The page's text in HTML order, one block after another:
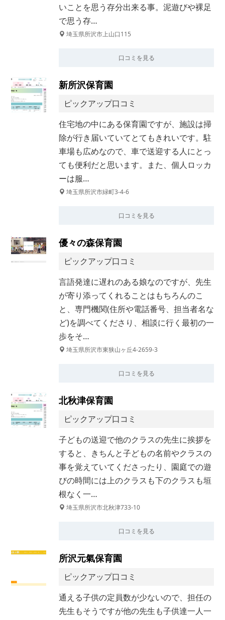
いことを思う存分出来る事。泥遊びや裸足
で思う存…
埼玉県所沢市上山口115
口コミを見る
新所沢保育園
ピックアップ口コミ
住宅地の中にある保育園ですが、施設は掃
除が行き届いていてとてもきれいです。駐
車場も広めなので、車で送迎する人にとっ
ても便利だと思います。また、個人ロッカ
ーは服…
埼玉県所沢市緑町3-4-6
口コミを見る
優々の森保育園
ピックアップ口コミ
言語発達に遅れのある娘なのですが、先生
が寄り添ってくれることはもちろんのこ
と、専門機関(住所や電話番号、担当者名な
ど)を調べてくださり、相談に行く最初の一
歩をそ…
埼玉県所沢市東狭山ヶ丘4-2659-3
口コミを見る
北秋津保育園
ピックアップ口コミ
子どもの送迎で他のクラスの先生に挨拶を
すると、きちんと子どもの名前やクラスの
事を覚えていてくださったり、園庭での遊
びの時間には上のクラスも下のクラスも垣
根なく一…
埼玉県所沢市北秋津733-10
口コミを見る
所沢元氣保育園
ピックアップ口コミ
通える子供の定員数が少ないので、担任の
先生もそうですが他の先生も子供達一人一